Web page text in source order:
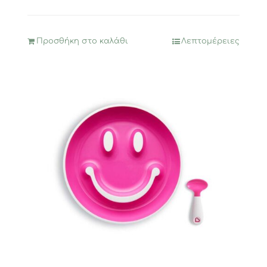
Προσθήκη στο καλάθι Λεπτομέρειες